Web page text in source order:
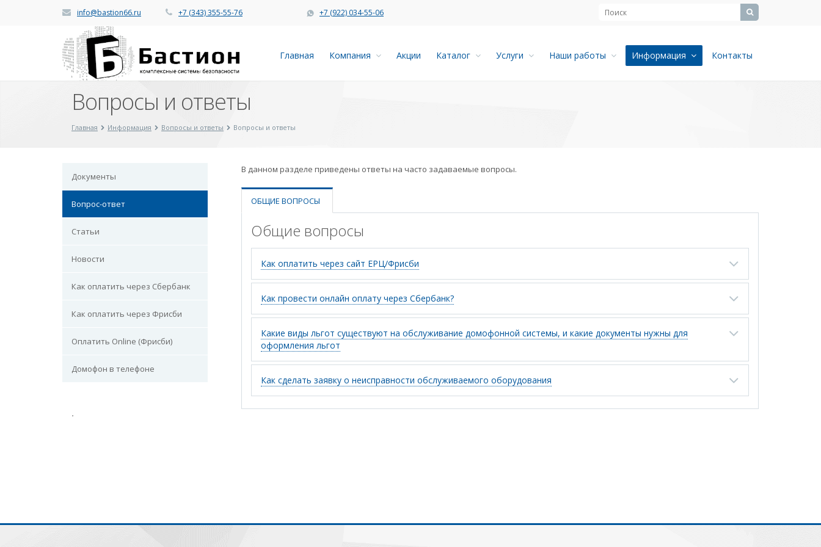
info@bastion66.ru +7 (343) 355-55-76 +7 (922) 034-55-06
Главная Компания Акции Каталог Услуги Наши работы Информация Контакты
Вопросы и ответы
Главная Информация Вопросы и ответы Вопросы и ответы
Документы
Вопрос-ответ
Статьи
Новости
Как оплатить через Сбербанк
Как оплатить через Фрисби
Оплатить Online (Фрисби)
Домофон в телефоне
.
В данном разделе приведены ответы на часто задаваемые вопросы.
ОБЩИЕ ВОПРОСЫ
Общие вопросы
Как оплатить через сайт ЕРЦ/Фрисби
Как провести онлайн оплату через Сбербанк?
Какие виды льгот существуют на обслуживание домофонной системы, и какие документы нужны для
оформления льгот
Как сделать заявку о неисправности обслуживаемого оборудования